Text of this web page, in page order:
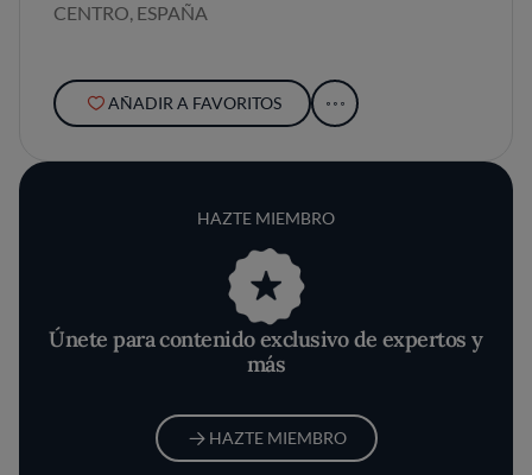
CENTRO, ESPAÑA
AÑADIR A FAVORITOS
HAZTE MIEMBRO
Únete para contenido exclusivo de expertos y
más
HAZTE MIEMBRO